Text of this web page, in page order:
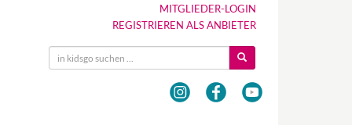
MITGLIEDER-LOGIN
REGISTRIEREN ALS ANBIETER